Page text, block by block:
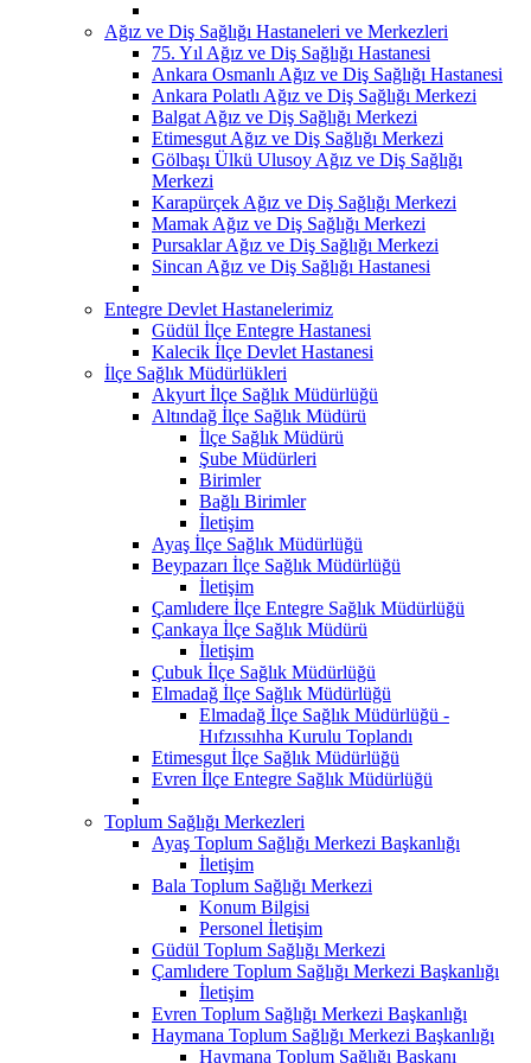
Ağız ve Diş Sağlığı Hastaneleri ve Merkezleri
75. Yıl Ağız ve Diş Sağlığı Hastanesi
Ankara Osmanlı Ağız ve Diş Sağlığı Hastanesi
Ankara Polatlı Ağız ve Diş Sağlığı Merkezi
Balgat Ağız ve Diş Sağlığı Merkezi
Etimesgut Ağız ve Diş Sağlığı Merkezi
Gölbaşı Ülkü Ulusoy Ağız ve Diş Sağlığı
Merkezi
Karapürçek Ağız ve Diş Sağlığı Merkezi
Mamak Ağız ve Diş Sağlığı Merkezi
Pursaklar Ağız ve Diş Sağlığı Merkezi
Sincan Ağız ve Diş Sağlığı Hastanesi
Entegre Devlet Hastanelerimiz
Güdül İlçe Entegre Hastanesi
Kalecik İlçe Devlet Hastanesi
İlçe Sağlık Müdürlükleri
Akyurt İlçe Sağlık Müdürlüğü
Altındağ İlçe Sağlık Müdürü
İlçe Sağlık Müdürü
Şube Müdürleri
Birimler
Bağlı Birimler
İletişim
Ayaş İlçe Sağlık Müdürlüğü
Beypazarı İlçe Sağlık Müdürlüğü
İletişim
Çamlıdere İlçe Entegre Sağlık Müdürlüğü
Çankaya İlçe Sağlık Müdürü
İletişim
Çubuk İlçe Sağlık Müdürlüğü
Elmadağ İlçe Sağlık Müdürlüğü
Elmadağ İlçe Sağlık Müdürlüğü -
Hıfzıssıhha Kurulu Toplandı
Etimesgut İlçe Sağlık Müdürlüğü
Evren İlçe Entegre Sağlık Müdürlüğü
Toplum Sağlığı Merkezleri
Ayaş Toplum Sağlığı Merkezi Başkanlığı
İletişim
Bala Toplum Sağlığı Merkezi
Konum Bilgisi
Personel İletişim
Güdül Toplum Sağlığı Merkezi
Çamlıdere Toplum Sağlığı Merkezi Başkanlığı
İletişim
Evren Toplum Sağlığı Merkezi Başkanlığı
Haymana Toplum Sağlığı Merkezi Başkanlığı
Haymana Toplum Sağlığı Başkanı